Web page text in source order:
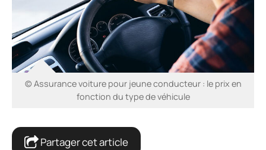
© Assurance voiture pour jeune conducteur : le prix en
fonction du type de véhicule
Partager cet article